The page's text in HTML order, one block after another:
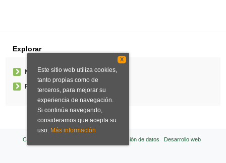
Explorar
Noticias
Pedidos especiales
Condiciones de venta Protección de datos Desarrollo web
X
Este sitio web utiliza cookies,
tanto propias como de
terceros, para mejorar su
experiencia de navegación.
Si continúa navegando,
consideramos que acepta su
uso. Más información